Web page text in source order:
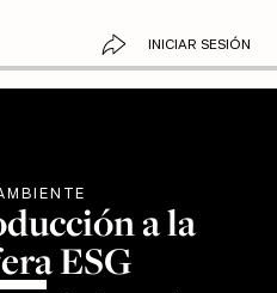
INICIAR SESIÓN
a la
ESG